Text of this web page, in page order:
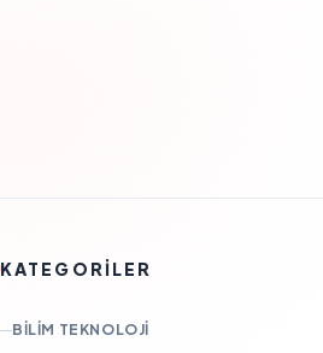
KATEGORİLER
BILIM TEKNOLOJI